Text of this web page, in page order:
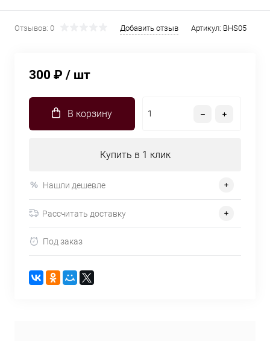
Отзывов: 0 Добавить отзыв Артикул: BHS05
300 ₽ / шт
В корзину
Купить в 1 клик
Нашли дешевле
Рассчитать доставку
Под заказ